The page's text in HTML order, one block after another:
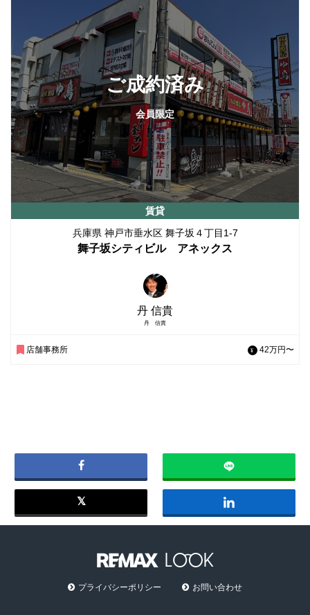
ご成約済み
会員限定
賃貸
兵庫県 神戸市垂水区 舞子坂４丁目1-7
舞子坂シティビル アネックス
丹 信貴
丹 信貴
店舗事務所 42万円〜
プライバシーポリシー お問い合わせ